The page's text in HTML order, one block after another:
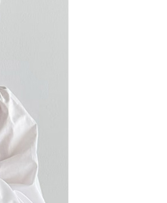
但若您需要取消訂單，請聯
仍視為有效，需透過AFTEE
帳頁面顯示為準，若有關於
問，請聯繫「AFTEE先享後
support/home
先享後付」服務完成之
，並將交易相關給付款項請
：
監護人之同意方可使用
之損失，本公司不負相關責
帳號之用戶狀況，依本公司
足之情形，本公司將視審查
費
費